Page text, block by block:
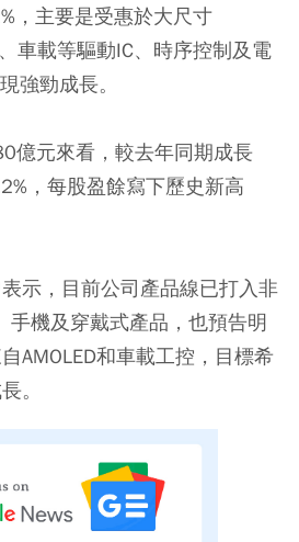
，主要是受惠於大尺寸
車載等驅動IC、時序控制及電
強勁成長。
億元來看，較去年同期成長
，每股盈餘寫下歷史新高
示，目前公司產品線已打入非
手機及穿戴式產品，也預告明
AMOLED和車載工控，目標希
。